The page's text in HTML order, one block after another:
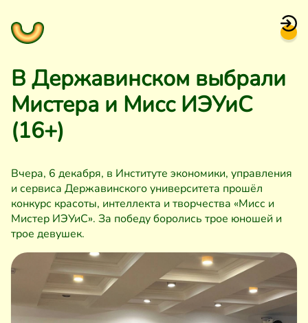
В Державинском выбрали
Мистера и Мисс ИЭУиС
(16+)
Вчера, 6 декабря, в Институте экономики, управления
и сервиса Державинского университета прошёл
конкурс красоты, интеллекта и творчества «Мисс и
Мистер ИЭУиС». За победу боролись трое юношей и
трое девушек.